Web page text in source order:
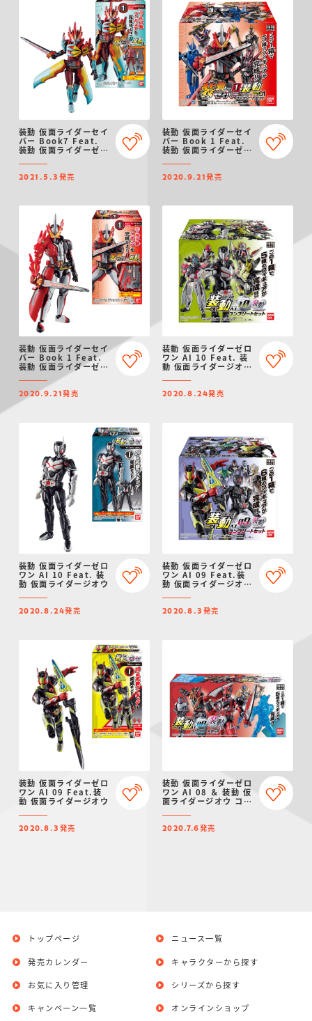
装動 仮面ライダーセイ
バー Book7 Feat.
装動 仮面ライダーゼロ
2021.5.3 発売
装動 仮面ライダーセイ
バー Book 1 Feat.
装動 仮面ライダーゼロ
ト
2020.9.21発売
装動 仮面ライダーセイ
バー Book 1 Feat.
装動 仮面ライダーゼロ
2020.9.21発売
装動 仮面ライダーゼロ
ワン AI 10 Feat. 装
動 仮面ライダージオウ
2020.8.24発売
装動 仮面ライダーゼロ
ワン AI 10 Feat. 装
動 仮面ライダージオウ
2020.8.24発売
装動 仮面ライダーゼロ
ワン AI 09 Feat.装
動 仮面ライダージオウ
2020.8.3 発売
装動 仮面ライダーゼロ
ワン AI 09 Feat.装
動 仮面ライダージオウ
2020.8.3 発売
装動 仮面ライダーゼロ
ワン AI 08 ＆ 装動 仮
面ライダージオウ コン
2020.7.6発売
トップページ
発売カレンダー
お気に入り管理
ニュース一覧
キャラクターから探す
シリーズから探す
キャンペーン一覧 オンラインショップ